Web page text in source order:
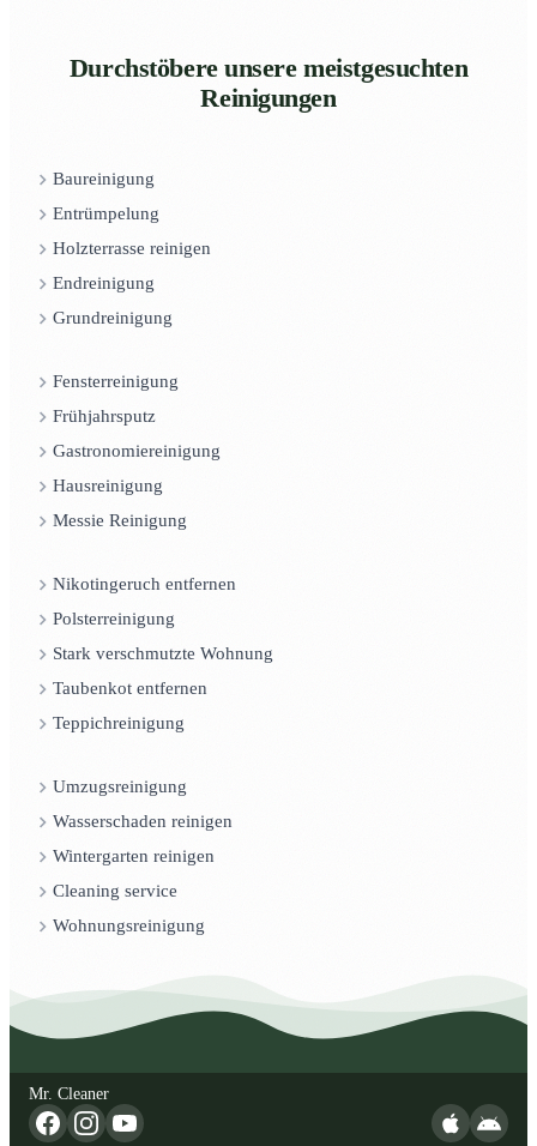
Durchstöbere unsere meistgesuchten
Reinigungen
Baureinigung
Entrümpelung
Holzterrasse reinigen
Endreinigung
Grundreinigung
Fensterreinigung
Frühjahrsputz
Gastronomiereinigung
Hausreinigung
Messie Reinigung
Nikotingeruch entfernen
Polsterreinigung
Stark verschmutzte Wohnung
Taubenkot entfernen
Teppichreinigung
Umzugsreinigung
Wasserschaden reinigen
Wintergarten reinigen
Cleaning service
Wohnungsreinigung
Mr. Cleaner